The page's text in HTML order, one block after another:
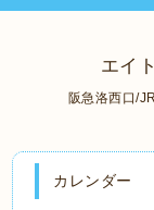
エイ
阪急洛西口/
カレンダー